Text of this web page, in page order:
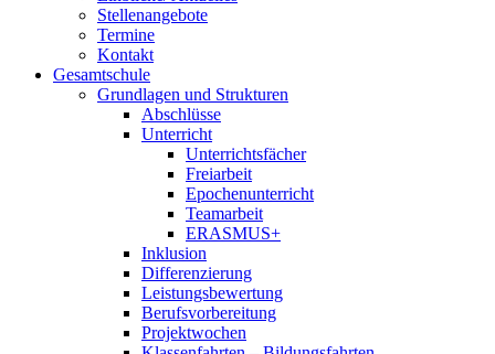
Stellenangebote
Termine
Kontakt
Gesamtschule
Grundlagen und Strukturen
Abschlüsse
Unterricht
Unterrichtsfächer
Freiarbeit
Epochenunterricht
Teamarbeit
ERASMUS+
Inklusion
Differenzierung
Leistungsbewertung
Berufsvorbereitung
Projektwochen